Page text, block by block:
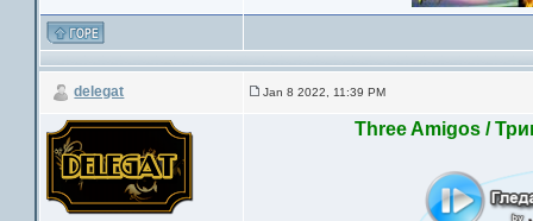
delegat Jan 8 2022, 11:39 PM
Three Amigos /